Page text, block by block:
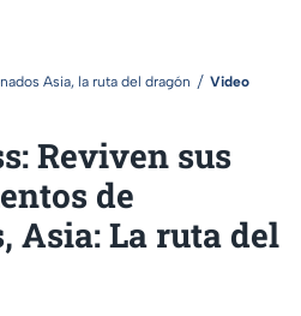
Asia, la ruta del dragón Video
Reviven sus
de
Asia: La ruta del